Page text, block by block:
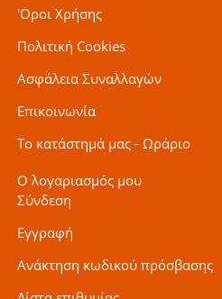
'Οροι Χρήσης
Πολιτική Cookies
Ασφάλεια Συναλλαγών
Επικοινωνία
Το κατάστημά μας - Ωράριο
Ο λογαριασμός μου
Σύνδεση
Εγγραφή
Ανάκτηση κωδικού πρόσβασης